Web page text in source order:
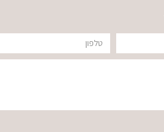
טלפון